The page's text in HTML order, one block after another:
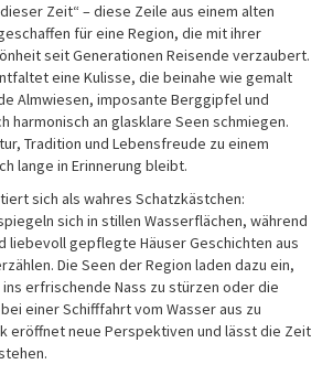
Zeit“ – diese Zeile aus einem alten
für eine Region, die mit ihrer
seit Generationen Reisende verzaubert.
eine Kulisse, die beinahe wie gemalt
Almwiesen, imposante Berggipfel und
harmonisch an glasklare Seen schmiegen.
Tradition und Lebensfreude zu einem
lange in Erinnerung bleibt.
sich als wahres Schatzkästchen:
sich in stillen Wasserflächen, während
liebevoll gepflegte Häuser Geschichten aus
Die Seen der Region laden dazu ein,
ins erfrischende Nass zu stürzen oder die
einer Schifffahrt vom Wasser aus zu
eröffnet neue Perspektiven und lässt die Zeit